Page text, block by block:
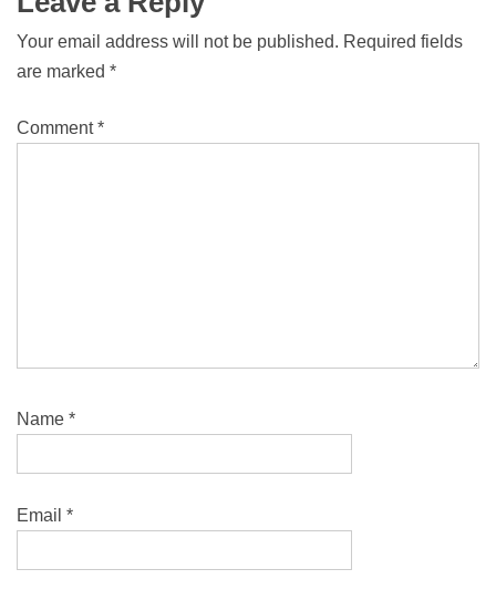
Your email address will not be published. Required fields
are marked *
Comment*
Name *
Email *